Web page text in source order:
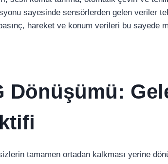
sayesinde sensörlerden gelen veriler
hareket ve konum verileri bu sayede
Dönüşümü:
tamamen ortadan kalkması yerine